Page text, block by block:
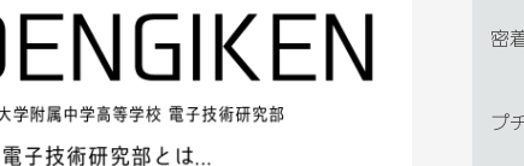
密
プ